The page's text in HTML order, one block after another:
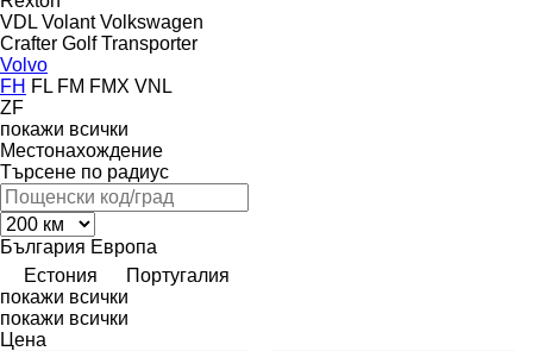
VDL Volant Volkswagen
Crafter Golf Transporter
Volvo
FH FL FM FMX VNL
ZF
покажи всички
Местонахождение
Търсене по радиус
България Европа
Естония
Португалия
покажи всички
покажи всички
Цена